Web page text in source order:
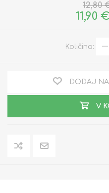
12,80
11,90
Količina:
DODAJ
V